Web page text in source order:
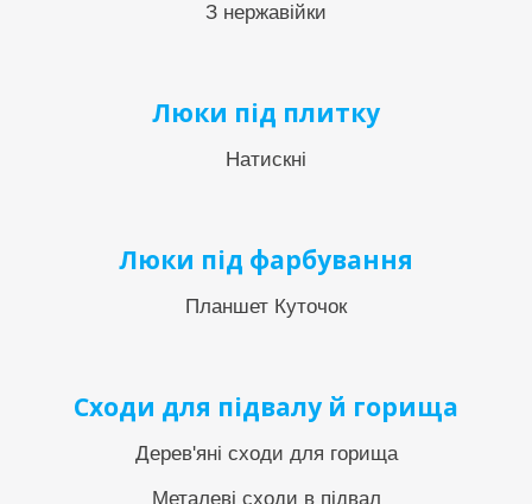
З нержавійки
Люки під плитку
Натискні
Люки під фарбування
Планшет Куточок
Сходи для підвалу й горища
Дерев'яні сходи для горища
Металеві сходи в підвал